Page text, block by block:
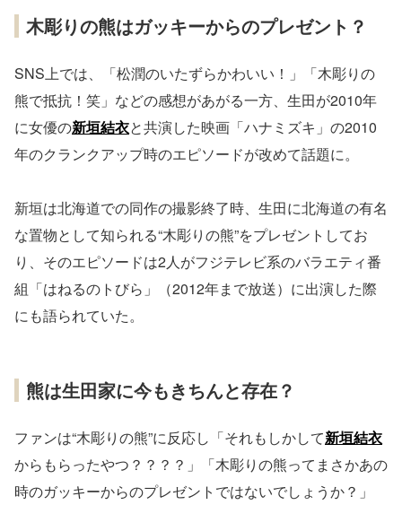
木彫りの熊はガッキーからのプレゼント？
SNS上では、「松潤のいたずらかわいい！」「木彫りの
熊で抵抗！笑」などの感想があがる一方、生田が2010年
に女優の新垣結衣と共演した映画「ハナミズキ」の2010
年のクランクアップ時のエピソードが改めて話題に。
新垣は北海道での同作の撮影終了時、生田に北海道の有名
な置物として知られる“木彫りの熊”をプレゼントしてお
り、そのエピソードは2人がフジテレビ系のバラエティ番
組「はねるのトびら」（2012年まで放送）に出演した際
にも語られていた。
熊は生田家に今もきちんと存在？
ファンは“木彫りの熊”に反応し「それもしかして新垣結衣
からもらったやつ？？？？」「木彫りの熊ってまさかあの
時のガッキーからのプレゼントではないでしょうか？」